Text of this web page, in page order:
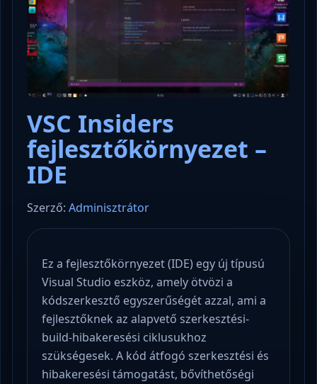
VSC Insiders
fejlesztőkörnyezet –
IDE
Szerző: Adminisztrátor
Ez a fejlesztőkörnyezet (IDE) egy új típusú
Visual Studio eszköz, amely ötvözi a
kódszerkesztő egyszerűségét azzal, ami a
fejlesztőknek az alapvető szerkesztési-
build-hibakeresési ciklusukhoz
szükségesek. A kód átfogó szerkesztési és
hibakeresési támogatást, bővíthetőségi